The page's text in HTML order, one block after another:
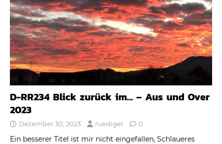
D-RR234 Blick zurück im… – Aus und Over
2023
Dezember 30, 2023 ruediger 0
Ein besserer Titel ist mir nicht eingefallen, Schlaueres